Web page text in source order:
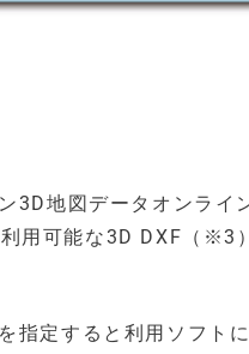
3D地図データオンライ
用可能な3D DXF（※3
指定すると利用ソフト